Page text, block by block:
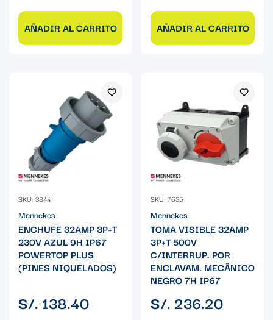
AÑADIR AL CARRITO AÑADIR AL CARRITO
SKU: 3844
Mennekes
ENCHUFE 32AMP 3P+T
230V AZUL 9H IP67
POWERTOP PLUS
(PINES NIQUELADOS)
Precio
regular
S/. 138.40
SKU: 7635
Mennekes
TOMA VISIBLE 32AMP
3P+T 500V
C/INTERRUP. POR
ENCLAVAM. MECÃNICO
NEGRO 7H IP67
Precio
regular
S/. 236.20